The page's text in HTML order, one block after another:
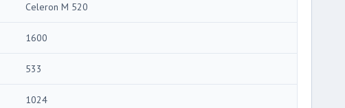
Celeron M 520
1600
533
1024